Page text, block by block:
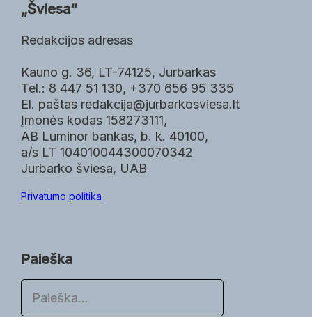
„Šviesa“
Redakcijos adresas
Kauno g. 36, LT-74125, Jurbarkas
Tel.: 8 447 51 130, +370 656 95 335
El. paštas redakcija@jurbarkosviesa.lt
Įmonės kodas 158273111,
AB Luminor bankas, b. k. 40100,
a/s LT 104010044300070342
Jurbarko šviesa, UAB
Privatumo politika
Paieška
P